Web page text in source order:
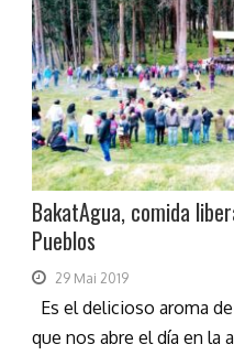
BakatAgua, comida
Pueblos
29 Mai 2019
Es el delicioso aroma
que nos abre el día en la